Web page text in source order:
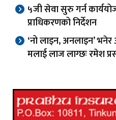
५जी सेवा सुरु गर्न
प्राधिकरणको निर्देशन
‘नो लाइन, अनलाइन’
मलाई लाज लाग्छः रमेश